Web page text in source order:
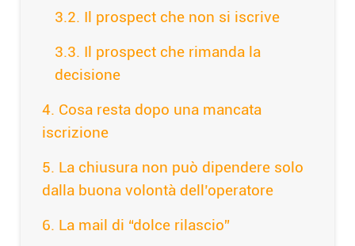
Il prospect che non si iscrive
Il prospect che rimanda la
decisione
Cosa resta dopo una mancata
iscrizione
La chiusura non può dipendere solo
dalla buona volontà dell’operatore
La mail di “dolce rilascio”